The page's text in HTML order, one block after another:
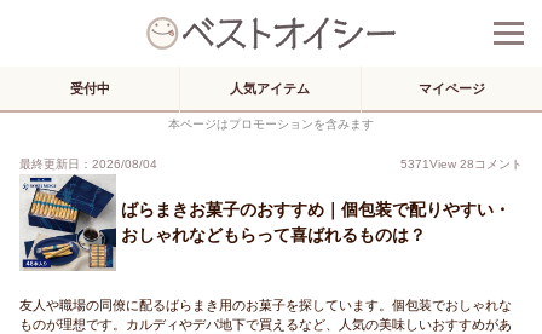
受付中 人気アイテム マイページ
本ページはプロモーションを含みます
最終更新日：2026/08/04 5371View 28コメント
ばらまきお菓子のおすすめ｜個包装で配りやすい・
おしゃれなどもらって喜ばれるものは？
友人や職場の同僚に配るばらまき用のお菓子を探しています。個包装でおしゃれな
ものが理想です。カルディやデパ地下で買えるなど、人気の美味しいおすすめがあ